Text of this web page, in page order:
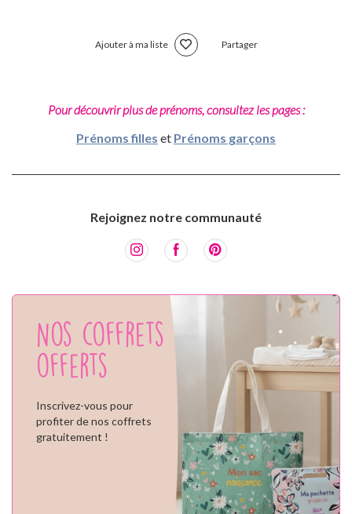
Ajouter à ma liste Partager
Pour découvrir plus de prénoms, consultez les pages :
Prénoms filles et Prénoms garçons
Rejoignez notre communauté
Nos coffrets
offerts
Inscrivez-vous pour
profiter de nos coffrets
gratuitement !